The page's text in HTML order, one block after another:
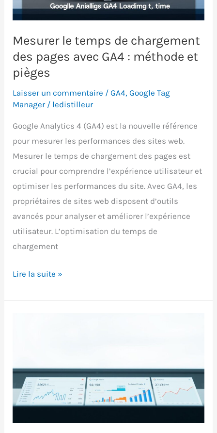
et
insights
Mesurer le temps de chargement
des pages avec GA4 : méthode et
pièges
Laisser un commentaire /GA4,Google Tag
Manager/ ledistilleur
Google Analytics 4 (GA4) est la nouvelle référence
pour mesurer les performances des sites web.
Mesurer le temps de chargement des pages est
crucial pour comprendre l’expérience utilisateur et
optimiser les performances du site. Avec GA4, les
propriétaires de sites web disposent d’outils
avancés pour analyser et améliorer l’expérience
utilisateur. L’optimisation du temps de
chargement
Mesurer
temps
avec
GA4
:
méthode
Lire la suite »